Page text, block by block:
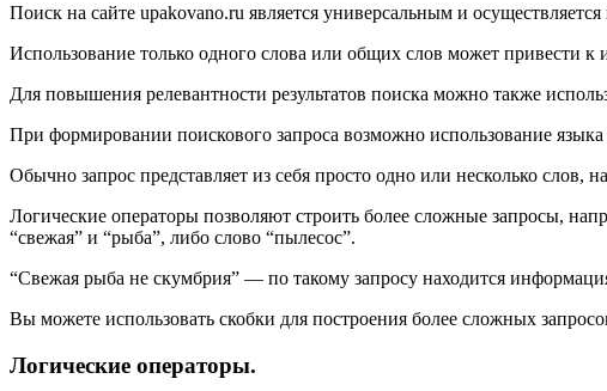
Поиск на сайте upakovano.ru является универсальным и
Использование только одного слова или общих слов может привести
Для повышения релевантности результатов поиска можно также
При формировании поискового запроса возможно использование языка
Обычно запрос представляет из себя просто одно или несколько слов,
Логические операторы позволяют строить более сложные запросы,
“свежая” и “рыба”, либо слово “пылесос”.
“Свежая рыба не скумбрия” — по такому запросу находится
Вы можете использовать скобки для построения более сложных
Логические операторы.